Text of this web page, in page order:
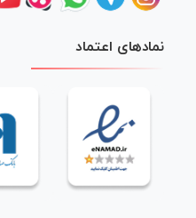
نمادهای اعتماد